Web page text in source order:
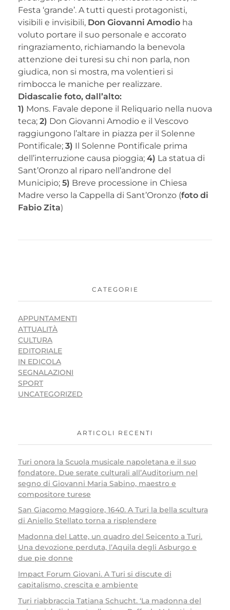
Festa ‘grande’. A tutti questi protagonisti,
visibili e invisibili, Don Giovanni Amodio ha
voluto portare il suo personale e accorato
ringraziamento, richiamando la benevola
attenzione dei turesi su chi non parla, non
giudica, non si mostra, ma volentieri si
rimbocca le maniche per realizzare.
Didascalie foto, dall’alto:
1) Mons. Favale depone il Reliquario nella nuova
teca; 2) Don Giovanni Amodio e il Vescovo
raggiungono l’altare in piazza per il Solenne
Pontificale; 3) Il Solenne Pontificale prima
dell’interruzione causa pioggia; 4) La statua di
Sant’Oronzo al riparo nell’androne del
Municipio; 5) Breve processione in Chiesa
Madre verso la Cappella di Sant’Oronzo (foto di
Fabio Zita)
CATEGORIE
APPUNTAMENTI
ATTUALITÀ
CULTURA
EDITORIALE
IN EDICOLA
SEGNALAZIONI
SPORT
UNCATEGORIZED
ARTICOLI RECENTI
Turi onora la Scuola musicale napoletana e il suo
fondatore. Due serate culturali all’Auditorium nel
segno di Giovanni Maria Sabino, maestro e
compositore turese
San Giacomo Maggiore, 1640. A Turi la bella scultura
di Aniello Stellato torna a risplendere
Madonna del Latte, un quadro del Seicento a Turi.
Una devozione perduta, l’Aquila degli Asburgo e
due pie donne
Impact Forum Giovani. A Turi si discute di
capitalismo, crescita e ambiente
Turi riabbraccia Tatiana Schucht. ‘La madonna del